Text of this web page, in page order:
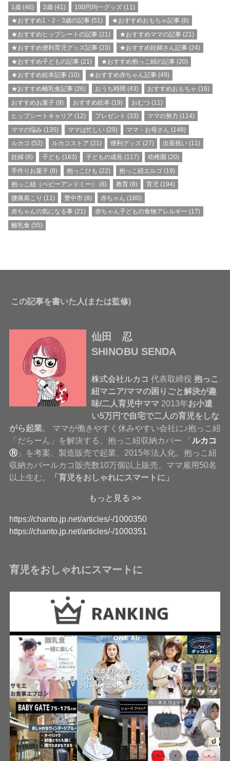
1歳 (46) 2歳 (41) 100円均一グッズ(11)
★おすすめ1・2・3歳の記事 (51) ★おすすめおもちゃ記事(8)
★おすすめヒップシートの記事 (21) ★おすすめママの記事(21)
★おすすめ便利育児グッズ記事 (23) ★おすすめ妊婦さん記事(24)
★おすすめ子どもの記事 (21) ★おすすめ抱っこ紐の記事(20)
★おすすめ絵本記事 (10) ★おすすめ赤ちゃん記事(49)
★おすすめ離乳食記事 (26) おうち時間 (43) おすすめおもちゃ (16)
おすすめお菓子 (9) おすすめ絵本 (19) おむつ (11)
ヒップシートキャリア (12) プレゼント (33) ママの努力 (114)
ママの悩み (135) ママは忙しい(29) ママ・お母さん (148)
ルカコ (52) ルカコストア (21) 便利グッズ(27) 出産祝い (11)
妊婦 (8) 子ども (163) 子どもの成長(117) 幼稚園 (20)
手作りお菓子 (8) 抱っこひも (22) 抱っこ紐エルゴ(19)
抱っこ紐（ベビーアンドミー）
(8) 教育(8) 育児 (194)
腰痛肩こり (11) 豊中市(8) 赤ちゃん (180)
赤ちゃんの気になる事 (21) 赤ちゃん子どもの食物アレルギー (17)
離乳食 (55)
この記事を書いた人(または監修)
仙田 忍
SHINOBU SENDA
株式会社ルカコ 代表取締役抱っこ
紐マニア/ママの困りごと解決が趣
味/二人育児中ママ 2013年お小遣
い5万円で自宅で二人の育児をしな
がら起業。 ママが働きやすく休みやすい会社に♪抱っこ紐
「だらーん」を解決する、抱っこ紐収納カバー 「ルカコ
Ⓡ」を考案、製造販売で起業、2015年法人化。抱っこ紐
収納カバールカコ販売数10万個以上販売、ママ雇用50名
以上生む。
「育児をおしゃれにスマートに」
もっと見る >>
https://chanto.jp.net/articles/-/1000350
https://chanto.jp.net/articles/-/1000351
育児をおしゃれにスマートに